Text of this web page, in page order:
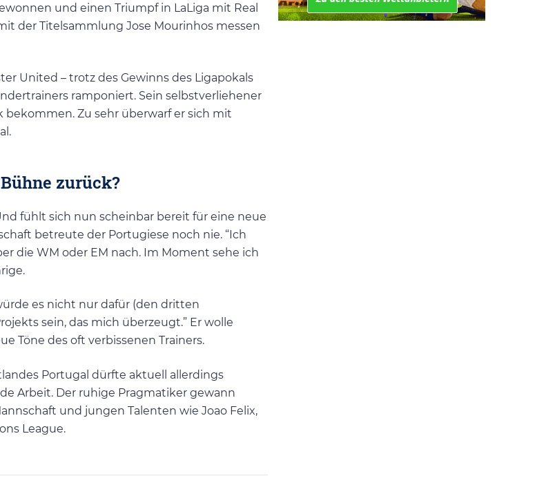
und einen Triumpf in LaLiga mit Real
der Titelsammlung Jose Mourinhos messen
United – trotz des Gewinns des Ligapokals
ramponiert. Sein selbstverliehener
bekommen. Zu sehr überwarf er sich mit
zurück?
fühlt sich nun scheinbar bereit für eine neue
betreute der Portugiese noch nie. “Ich
die WM oder EM nach. Im Moment sehe ich
es nicht nur dafür (den dritten
sein, das mich überzeugt.” Er wolle
Töne des oft verbissenen Trainers.
Portugal dürfte aktuell allerdings
Arbeit. Der ruhige Pragmatiker gewann
und jungen Talenten wie Joao Felix,
League.